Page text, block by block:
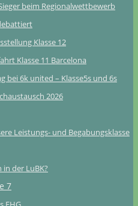
beim Regionalwettbewerb
Klasse 12
Klasse 11 Barcelona
bei 6k united – Klasse5s und 6s
2026
Leistungs- und Begabungsklasse
der LuBK?
7